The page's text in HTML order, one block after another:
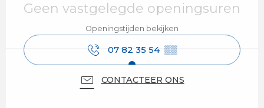
Geen vastgelegde openingsuren
Openingstijden bekijken
07 82 35 54 ▒▒
CONTACTEER ONS